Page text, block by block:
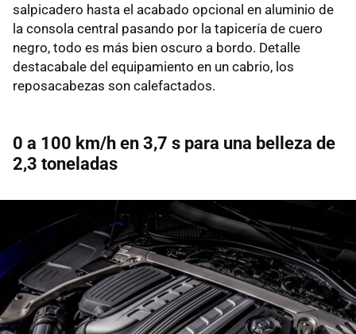
salpicadero hasta el acabado opcional en aluminio de
la consola central pasando por la tapicería de cuero
negro, todo es más bien oscuro a bordo. Detalle
destacabale del equipamiento en un cabrio, los
reposacabezas son calefactados.
0 a 100 km/h en 3,7 s para una belleza de
2,3 toneladas